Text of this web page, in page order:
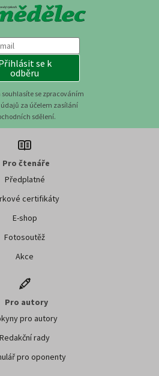
se k
odběru
se zpracováním
údajů za účelem zasílání
sdělení.
Pro čtenáře
Předplatné
certifikáty
E-shop
Fotosoutěž
Akce
Pro autory
pro autory
Redakční rady
pro oponenty